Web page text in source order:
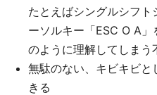
たとえばシングルシフト
ーソルキー「ESC O A」
のように理解してしまう
無駄のない、キビキビ
きる